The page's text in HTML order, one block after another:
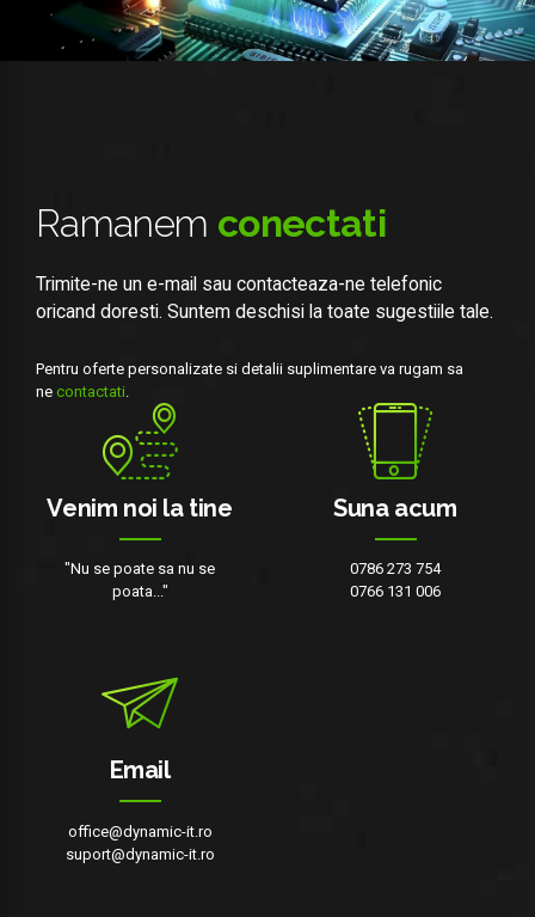
Ramanem conectati
Trimite-ne un e-mail sau contacteaza-ne telefonic
oricand doresti. Suntem deschisi la toate sugestiile tale.
Pentru oferte personalizate si detalii suplimentare va rugam sa
ne contactati
Venim noi la tine
"Nu se poate sa nu se
poata..."
Suna acum
0786 273 754
0766 131 006
Email
office@dynamic-it.ro
suport@dynamic-it.ro